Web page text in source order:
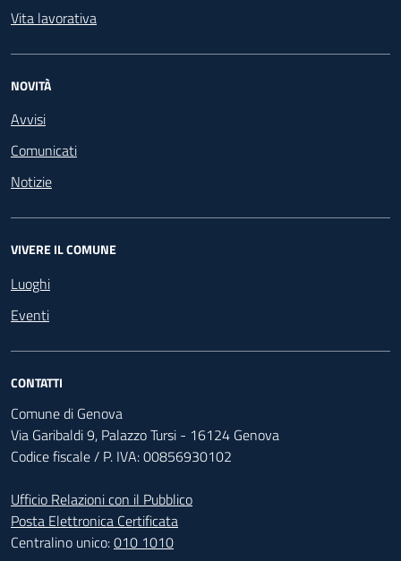
Vita lavorativa
NOVITÀ
Avvisi
Comunicati
Notizie
VIVERE IL COMUNE
Luoghi
Eventi
CONTATTI
Comune di Genova
Via Garibaldi 9, Palazzo Tursi - 16124 Genova
Codice fiscale / P. IVA: 00856930102
Ufficio Relazioni con il Pubblico
Posta Elettronica Certificata
Centralino unico:010 1010